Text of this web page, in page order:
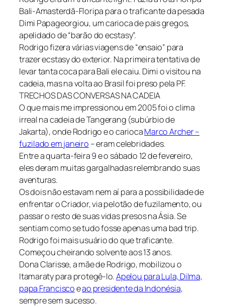
Bali-Amasterdã-Floripa para o traficante da pesada
Dimi Papageorgiou, um carioca de pais gregos,
apelidado de “barão do ecstasy”.
Rodrigo fizera várias viagens de “ensaio” para
trazer ecstasy do exterior. Na primeira tentativa de
levar tanta coca para Bali ele caiu. Dimi o visitou na
cadeia, mas na volta ao Brasil foi preso pela PF.
TRECHOS DAS CONVERSAS NA CADEIA
O que mais me impressionou em 2005 foi o clima
irreal na cadeia de Tangerang (subúrbio de
Jakarta), onde Rodrigo e o cariocaMarco Archer –
fuzilado em janeiro – eram celebridades.
Entre a quarta-feira 9 e o sábado 12 de fevereiro,
eles deram muitas gargalhadas relembrando suas
aventuras.
Os dois não estavam nem aí para a possibilidade de
enfrentar o Criador, via pelotão de fuzilamento, ou
passar o resto de suas vidas presos na Ásia. Se
sentiam como se tudo fosse apenas uma bad trip.
Rodrigo foi mais usuário do que traficante.
Começou cheirando solvente aos 13 anos.
Dona Clarisse, a mãe de Rodrigo, mobilizou o
Itamaraty para protegê-lo.Apelou para Lula, Dilma,
papa Franciscoeao presidente da Indonésia,
sempre sem sucesso.